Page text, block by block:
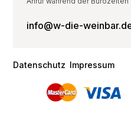
Datenschutz
info@w-die-
Impressum